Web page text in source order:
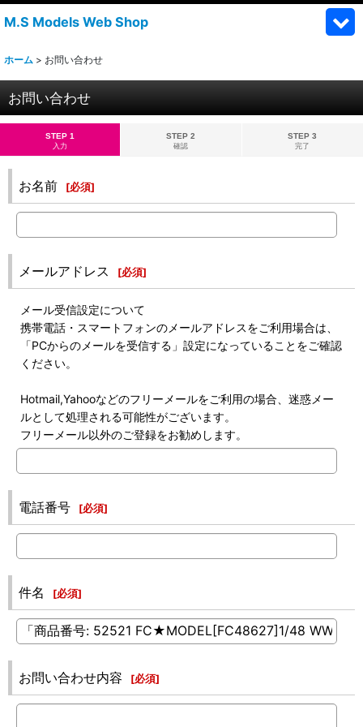
M.S Models Web Shop
ホーム > お問い合わせ
お問い合わせ
STEP 1
入力
STEP 2
確認
STEP 3
完了
お名前 [必須]
メールアドレス [必須]
メール受信設定について
携帯電話・スマートフォンのメールアドレスをご利用場合は、
「PCからのメールを受信する」設定になっていることをご確認
ください。
Hotmail,Yahooなどのフリーメールをご利用の場合、迷惑メー
ルとして処理される可能性がございます。
フリーメール以外のご登録をお勧めします。
電話番号 [必須]
件名 [必須]
お問い合わせ内容 [必須]